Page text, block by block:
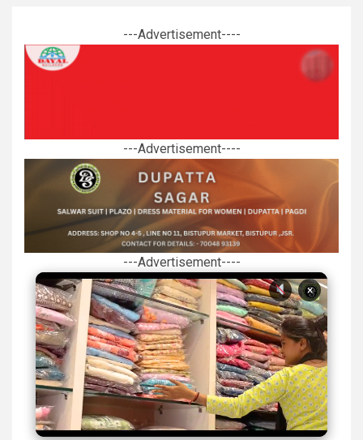
---Advertisement----
---Advertisement----
---Advertisement----
×